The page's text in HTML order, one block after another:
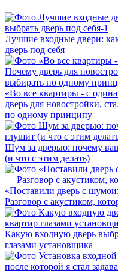
Лучшие входные двери:
дверь под себя
«Во все квартиры - с
дверь для новостройки,
по одному принципу
Шум за дверью: почему
(и что с этим делать)
«Поставили дверь с
Разговор с акустиком,
Какую входную дверь
глазами установщика